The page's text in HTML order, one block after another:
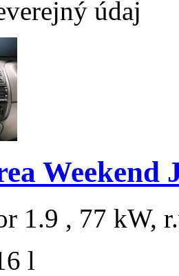
údaj
Weekend
1.9 , 77 kW,
l